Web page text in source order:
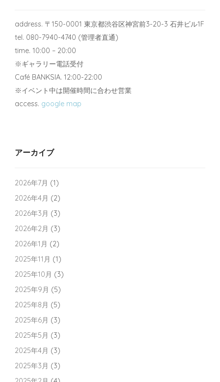
address. 〒150-0001 東京都渋谷区神宮前3-20-3 石井ビル1F
tel. 080-7940-4740 (管理者直通)
time. 10:00 – 20:00
※ギャラリー電話受付
Café BANKSIA. 12:00-22:00
※イベント中は開催時間に合わせ営業
access. google map
アーカイブ
2026年7月 (1)
2026年4月 (2)
2026年3月 (3)
2026年2月 (3)
2026年1月 (2)
2025年11月 (1)
2025年10月 (3)
2025年9月 (5)
2025年8月 (5)
2025年6月 (3)
2025年5月 (3)
2025年4月 (3)
2025年3月 (3)